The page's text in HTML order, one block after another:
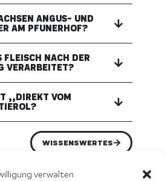
verwalten
ANGUS- UND
AM PFUNERHOF?
NACH DER
VERARBEITET?
„„DIREKT VOM
WISSENSWERTES